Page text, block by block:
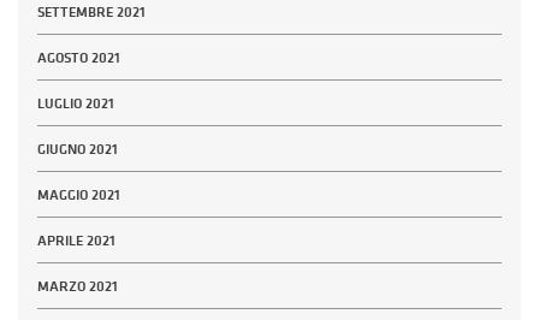
SETTEMBRE 2021
AGOSTO 2021
LUGLIO 2021
GIUGNO 2021
MAGGIO 2021
APRILE 2021
MARZO 2021